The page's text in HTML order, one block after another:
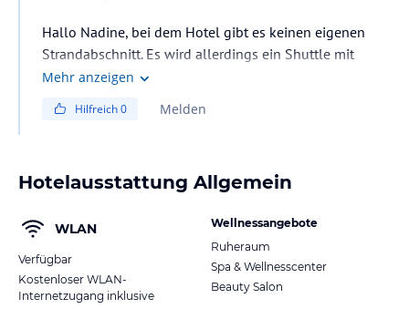
Hallo Nadine, bei dem Hotel gibt es keinen eigenen
Strandabschnitt. Es wird allerdings ein Shuttle mit
freiem Eintritt in einen nahe gelegenen Beachclub
da uns der Poolbereich völlig ausreichte und wir vor
der Beachclub sah auf den Bildern sehr ansprechend
Mehr anzeigen
Hilfreich0 Melden
Hotelausstattung Allgemein
WLAN
Verfügbar
Kostenloser WLAN-
Internetzugang inklusive
Wellnessangebote
Ruheraum
Spa & Wellnesscenter
Beauty Salon